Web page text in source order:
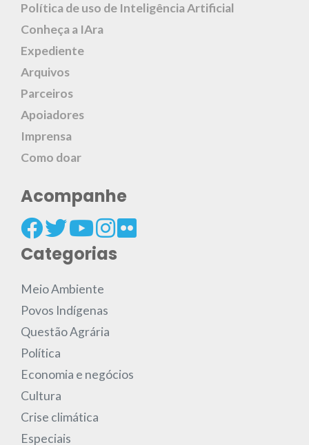
Política de uso de Inteligência Artificial
Conheça a IAra
Expediente
Arquivos
Parceiros
Apoiadores
Imprensa
Como doar
Acompanhe
Categorias
Meio Ambiente
Povos Indígenas
Questão Agrária
Política
Economia e negócios
Cultura
Crise climática
Especiais